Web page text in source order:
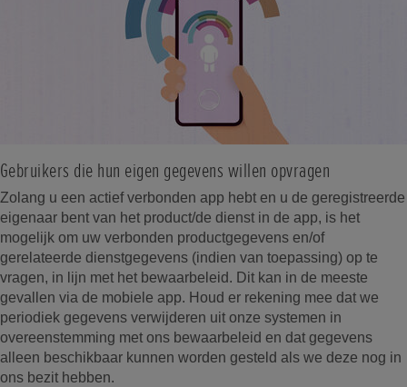
Gebruikers die hun eigen gegevens willen opvragen
Zolang u een actief verbonden app hebt en u de geregistreerde
eigenaar bent van het product/de dienst in de app, is het
mogelijk om uw verbonden productgegevens en/of
gerelateerde dienstgegevens (indien van toepassing) op te
vragen, in lijn met het bewaarbeleid. Dit kan in de meeste
gevallen via de mobiele app. Houd er rekening mee dat we
periodiek gegevens verwijderen uit onze systemen in
overeenstemming met ons bewaarbeleid en dat gegevens
alleen beschikbaar kunnen worden gesteld als we deze nog in
ons bezit hebben.